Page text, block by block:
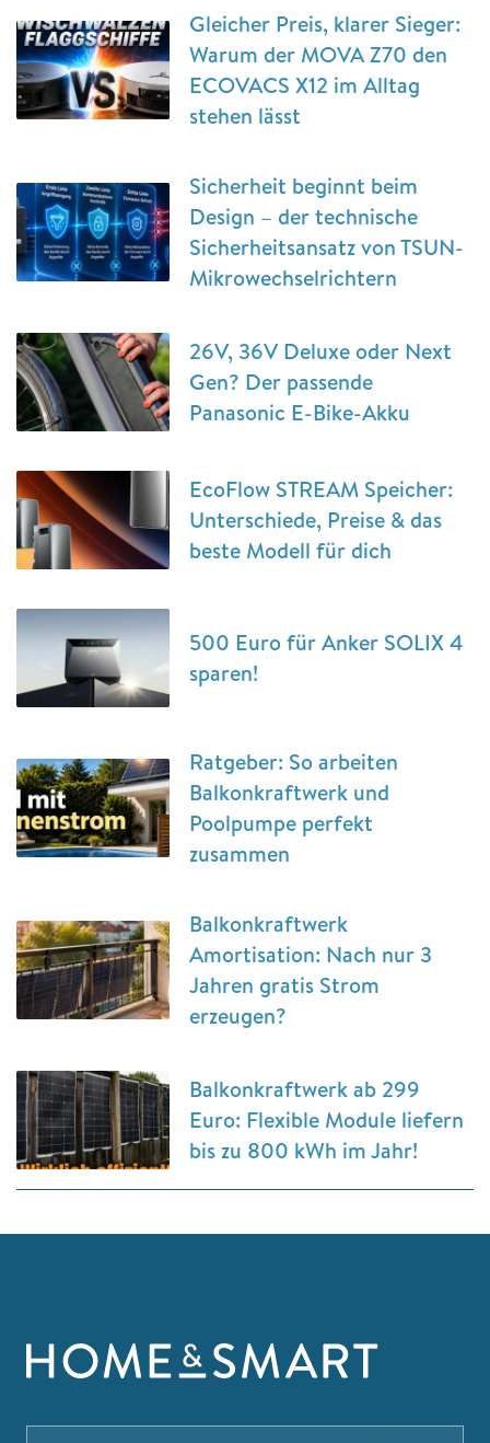
Gleicher Preis, klarer Sieger:
Warum der MOVA Z70 den
ECOVACS X12 im Alltag
stehen lässt
Sicherheit beginnt beim
Design – der technische
Sicherheitsansatz von TSUN-
Mikrowechselrichtern
26V, 36V Deluxe oder Next
Gen? Der passende
Panasonic E-Bike-Akku
EcoFlow STREAM Speicher:
Unterschiede, Preise & das
beste Modell für dich
500 Euro für Anker SOLIX 4
sparen!
Ratgeber: So arbeiten
Balkonkraftwerk und
Poolpumpe perfekt
zusammen
Balkonkraftwerk
Amortisation: Nach nur 3
Jahren gratis Strom
erzeugen?
Balkonkraftwerk ab 299
Euro: Flexible Module liefern
bis zu 800 kWh im Jahr!